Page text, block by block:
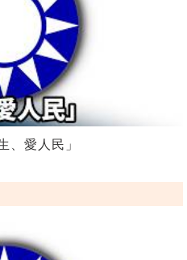
、愛人民」